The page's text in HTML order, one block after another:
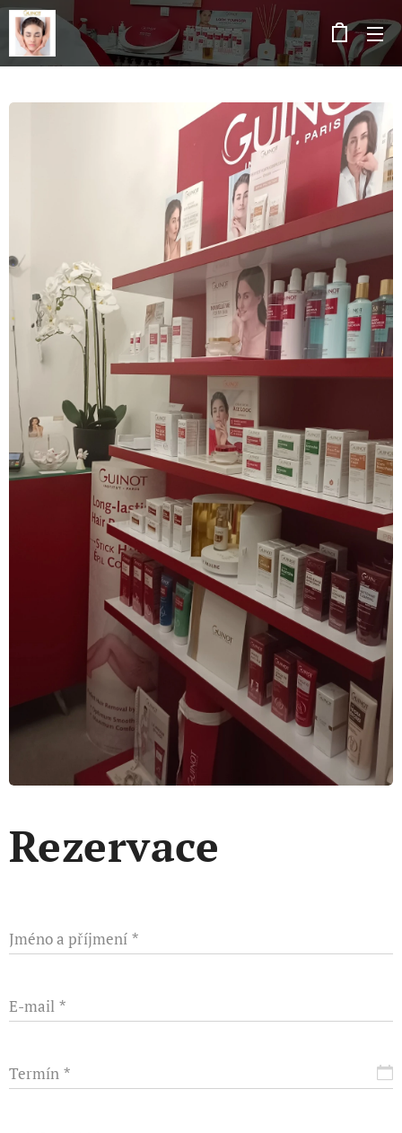
Rezervace
Jméno a příjmení
E-mail
Termín